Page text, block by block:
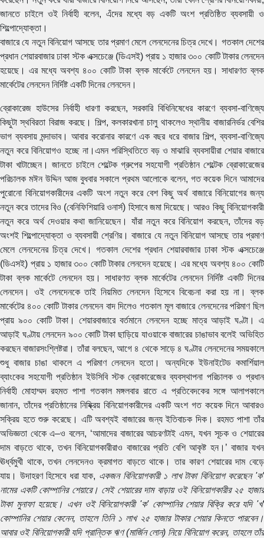
জানতে চাইলে ওই নির্বাহী বলেন, এঁদের মধ্যে বড় একটি অংশ প্রতিষ্ঠিত ব্যবসায়ী ও
শিল্পোদ্যোক্তা।
বাজারে যে নতুন বিনিয়োগ আসছে তার প্রমাণ মেলে লেনদেনের চিত্র দেখে। গতকাল দেশের
প্রধান শেয়ারবাজার ঢাকা স্টক এক্সচেঞ্জে (ডিএসই) প্রায় ১ হাজার ৩০০ কোটি টাকার লেনদেন
হয়েছে। এর মধ্যে অবশ্য ৪০০ কোটি টাকা ব্লক মার্কেটে লেনদেন হয়। সাধারণত ব্লক
মার্কেটের লেনদেন নির্দিষ্ট একটি দিনের লেনদেন।
ব্রোকারেজ হাউসের নির্বাহী ধারণা করছেন, সরকারি বিধিনিষেধের কারণে ব্যবসা-বাণিজ্যে
কিছুটা স্থবিরতা বিরাজ করছে। শিল্প, কলকারখানা চালু থাকলেও স্থানীয় বাজারনির্ভর বেশির
ভাগ ব্যবসায় মন্দাভাব। আবার করোনার কারণে এক বছর ধরে বাজার শিল্প, ব্যবসা-বাণিজ্যে
নতুন করে বিনিয়োগও হচ্ছে না।এমন পরিস্থিতিতে বড় ও মাঝারি ব্যবসায়ীরা শেয়ার বাজারে
টাকা খাটাচ্ছেন। জানতে চাইলে শেল্টেক গ্রুপের সহযোগী প্রতিষ্ঠান শেল্টেক ব্রোকারেজের
পরিচালক মঈন উদ্দিন আজ বুধবার সকালে প্রথম আলোকে বলেন, গত কয়েক দিনে আমাদের
পুরোনো বিনিয়োগকারীদের একটি অংশ নতুন করে বেশ কিছু অর্থ বাজারে বিনিয়োগের জন্য
নতুন করে তাদের বিও (বেনিফিশিয়ারি ওনার্স) হিসাবে জমা দিয়েছে। আরও কিছু বিনিয়োগকারী
নতুন করে অর্থ দেওয়ার কথা জানিয়েছেন। যাঁরা নতুন করে বিনিয়োগ করছেন, তাঁদের বড়
অংশই শিল্পোদ্যোক্তা ও ব্যবসায়ী শ্রেণির। বাজারে যে নতুন বিনিয়োগ আসছে তার প্রমাণ
মেলে লেনদেনের চিত্র দেখে। গতকাল দেশের প্রধান শেয়ারবাজার ঢাকা স্টক এক্সচেঞ্জে
(ডিএসই) প্রায় ১ হাজার ৩০০ কোটি টাকার লেনদেন হয়েছে। এর মধ্যে অবশ্য ৪০০ কোটি
টাকা ব্লক মার্কেটে লেনদেন হয়। সাধারণত ব্লক মার্কেটের লেনদেন নির্দিষ্ট একটি দিনের
লেনদেন। ওই লেনদেনকে তাই নিয়মিত লেনদেন হিসেবে বিবেচনা করা হয় না। ব্লক
মার্কেটের ৪০০ কোটি টাকার লেনদেন বাদ দিলেও গতকাল মূল বাজারে লেনদেনের পরিমাণ ছিল
প্রায় ৯০০ কোটি টাকা। শেয়ারবাজারে বর্তমানে লেনদেন হচ্ছে মাত্র আড়াই ঘণ্টা। এ
আড়াই ঘণ্টায় লেনদেন ৯০০ কোটি টাকা ছাড়িয়ে যাওয়াকে বাজারের চাঙাভাব বলেই অভিহিত
করছেন বাজারসংশ্লিষ্টরা। তাঁরা বলছেন, আগে ৪ থেকে সাড়ে ৪ ঘণ্টার লেনদেনের সময়কালে
শুধু বাজার চাঙা থাকলে এ পরিমাণ লেনদেন হতো। অন্যদিকে ইউনাইটেড কমার্শিয়াল
ব্যাংকের সহযোগী প্রতিষ্ঠান ইউসিবি স্টক ব্রোকারেজের ব্যবস্থাপনা পরিচালক ও প্রধান
নির্বাহী মোহাম্মদ রহমত পাশা গতকাল মঙ্গলবার রাতে এ প্রতিবেদকের সঙ্গে আলাপকালে
জানান, তাঁদের প্রতিষ্ঠানের নিষ্ক্রিয় বিনিয়োগকারীদের একটি অংশ গত কয়েক দিনে আবারও
সক্রিয় হতে শুরু করেছে। এটি অবশ্যই বাজারের জন্য ইতিবাচক দিক। রহমত পাশা তাঁর
অভিজ্ঞতা থেকে এ–ও বলেন, ‘আমাদের বাজারের আচরণটাই এমন, যখন সূচক ও শেয়ারের
দাম বাড়তে থাকে, তখন বিনিয়োগকারীরাও বাজারের প্রতি বেশি আকৃষ্ট হন।’ বাজার যখন
ঊর্ধ্বমুখী থাকে, তখন লেনদেনও ক্রমাগত বাড়তে থাকে। তার কারণ শেয়ারের দাম বেড়ে
যায়। উদাহরণ হিসেবে ধরা যাক, একজন বিনিয়োগকারী ১ লাখ টাকা বিনিয়োগ করেছেন 'ক'
নামের একটি কোম্পানির শেয়ারে। সেই শেয়ারের দাম বাড়ায় ওই বিনিয়োগকারীর ২৫ হাজার
টাকা মুনাফা হয়েছে। এখন ওই বিনিয়োগকারী 'ক' কোম্পানির শেয়ার বিক্রি করে যদি 'খ'
কোম্পানির শেয়ার কেনেন, তাহলে তিনি ১ লাখ ২৫ হাজার টাকার শেয়ার কিনতে পারবেন।
আবার ওই বিনিয়োগকারী যদি প্রান্তিক ঋণ (মার্জিন লোন) নিয়ে বিনিয়োগ করেন, তাহলে তাঁর